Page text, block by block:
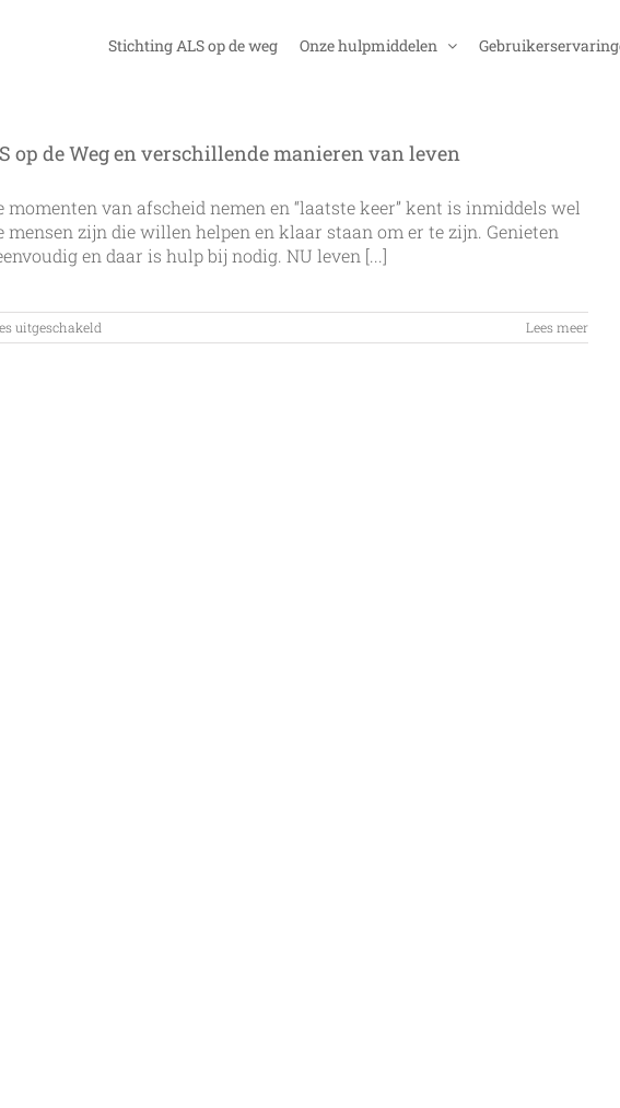
Stichting ALS op de weg Onze hulpmiddelen
op de Weg en verschillende manieren van leven
van afscheid nemen en “laatste keer” kent is inmiddels wel
zijn die willen helpen en klaar staan om er te zijn. Genieten
en daar is hulp bij nodig. NU leven [...]
uitgeschakeld
Het
Lees meer